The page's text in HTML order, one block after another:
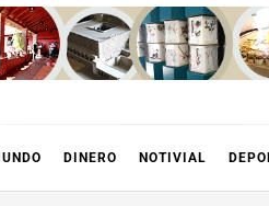
DINERO NOTIVIAL